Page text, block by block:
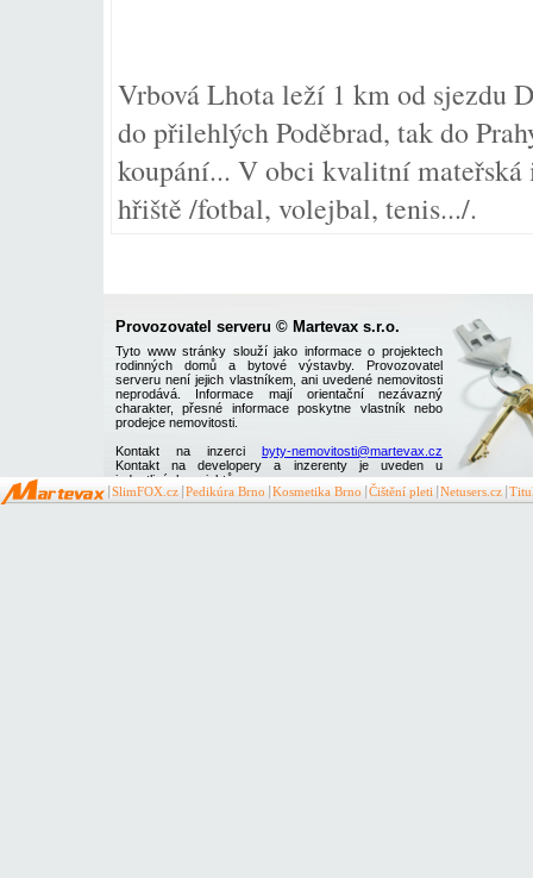
Vrbová Lhota leží 1 km od sjezdu
do přilehlých Poděbrad, tak do
koupání... V obci kvalitní
hřiště /fotbal, volejbal, tenis.../.
Provozovatel serveru © Martevax s.r.o.
Tyto www stránky slouží jako informace o projektech
rodinných domů a bytové výstavby. Provozovatel
serveru není jejich vlastníkem, ani uvedené nemovitosti
neprodává. Informace mají orientační nezávazný
charakter, přesné informace poskytne vlastník nebo
prodejce nemovitosti.
Kontakt na inzerci byty-nemovitosti@martevax.cz
Kontakt na developery a inzerenty je uveden u
jednotlivých projektů
SlimFOX.cz Pedikúra Brno Kosmetika Brno Čištění pleti Netusers.cz